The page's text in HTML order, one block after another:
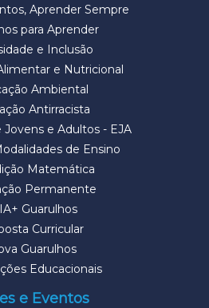
Aprender Sempre
para Aprender
e Inclusão
e Nutricional
Ambiental
Antirracista
Jovens e Adultos - EJA
de Ensino
Matemática
Permanente
Guarulhos
Curricular
Guarulhos
Educacionais
e Eventos